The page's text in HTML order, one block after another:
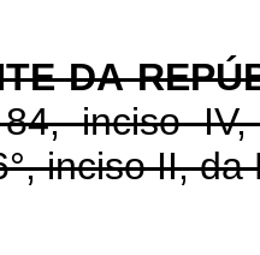
DA
inciso
inciso II,